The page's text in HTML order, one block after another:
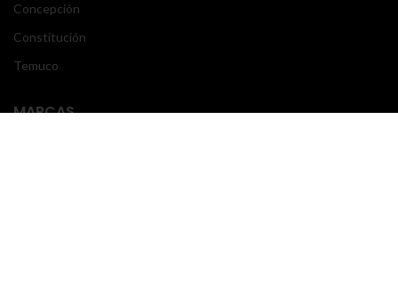
Concepción
Constitución
Temuco
MARCAS